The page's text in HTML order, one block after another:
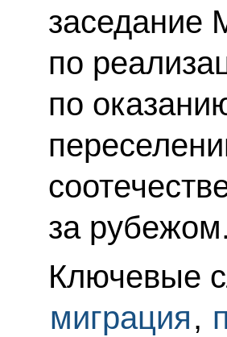
заседание
по
по
за рубежом.
Ключевые
миграция,